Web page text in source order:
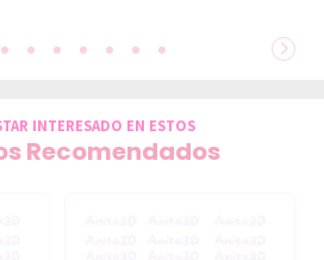
INTERESADO EN ESTOS
Recomendados